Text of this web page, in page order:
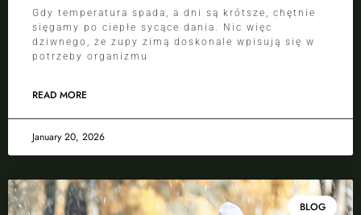
Gdy temperatura spada, a dni są krótsze, chętnie
sięgamy po ciepłe sycące dania. Nic więc
dziwnego, że zupy zimą doskonale wpisują się w
potrzeby organizmu
READ MORE
January 20, 2026
BLOG